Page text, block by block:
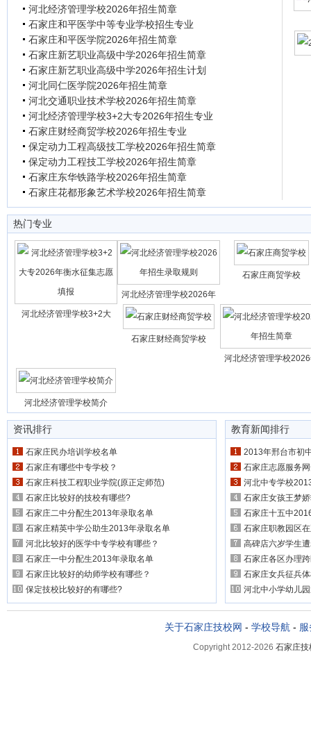
河北经济管理学校2026年招生简章
石家庄和平医学中等专业学校招生专业
石家庄和平医学院2026年招生简章
石家庄新艺职业高级中学2026年招生简章
石家庄新艺职业高级中学2026年招生计划
河北同仁医学院2026年招生简章
河北交通职业技术学校2026年招生简章
河北经济管理学校3+2大专2026年招生专业
石家庄财经商贸学校2026年招生专业
保定动力工程高级技工学校2026年招生简章
保定动力工程技工学校2026年招生简章
石家庄东华铁路学校2026年招生简章
石家庄花都形象艺术学校2026年招生简章
热门专业
河北经济管理学校3+2大
河北经济管理学校2026年
石家庄商贸学校
石家庄财经商贸学校
河北经济管理学校
河北经济管理学校简介
资讯排行
石家庄民办培训学校名单
石家庄有哪些中专学校？
石家庄科技工程职业学院(原正定师范)
石家庄比较好的技校有哪些?
石家庄二中分配生2013年录取名单
石家庄精英中学公助生2013年录取名单
河北比较好的医学中专学校有哪些？
石家庄一中分配生2013年录取名单
石家庄比较好的幼师学校有哪些？
保定技校比较好的有哪些?
教育新闻排行
2013年邢台市初
石家庄志愿服务
河北中专学校
石家庄女孩王梦
石家庄十五中
石家庄职教园区
高碑店六岁学生
石家庄各区办理
石家庄女兵征兵
河北中小学幼儿
关于石家庄技校网 - 学校导航 -
Copyright 2012-2026 石家庄技